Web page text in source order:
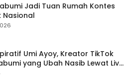
Jadi Tuan Rumah Kontes
Nasional
Umi Ayoy, Kreator TikTok
yang Ubah Nasib Lewat Live